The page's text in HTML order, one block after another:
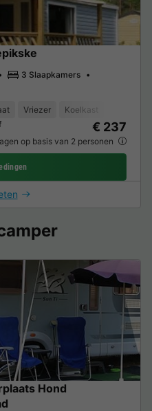
3 Slaapkamers
Vriezer Koelkast
€ 237
op basis van 2 personen
Hond